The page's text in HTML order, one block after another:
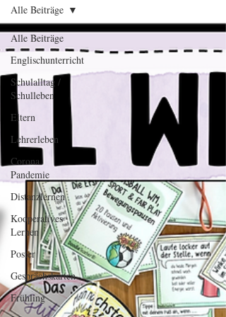
Alle Beiträge
Englischunterricht
Schulalltag /
Schulleben
Eltern
Lehrerleben
Corona
Pandemie
Distanzlernen
Kooperatives
Lernen
Poster
Gesprächskarten
Frühling
Alle Beiträge